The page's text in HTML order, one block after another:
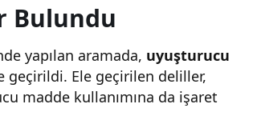
Bulundu
yapılan aramada, uyuşturucu
Ele geçirilen deliller,
madde kullanımına da işaret